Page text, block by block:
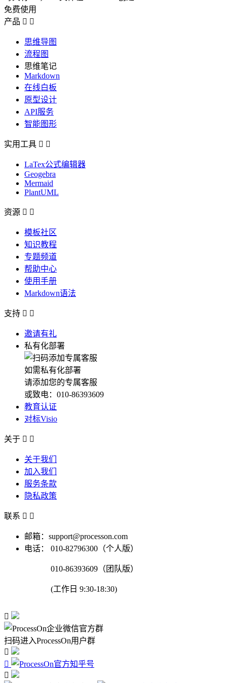
免费使用
产品  
思维导图
流程图
思维笔记
Markdown
在线白板
原型设计
API服务
智能图形
实用工具  
LaTex公式编辑器
Geogebra
Mermaid
PlantUML
资源  
模板社区
知识教程
专题频道
帮助中心
使用手册
Markdown语法
支持  
邀请有礼
私有化部署
如需私有化部署
请添加您的专属客服
或致电：010-86393609
教育认证
对标Visio
关于  
关于我们
加入我们
服务条款
隐私政策
联系  
邮箱：support@processon.com
电话：
010-82796300（个人版）
010-86393609（团队版）
(工作日 9:30-18:30)

扫码进入ProcessOn用户群


